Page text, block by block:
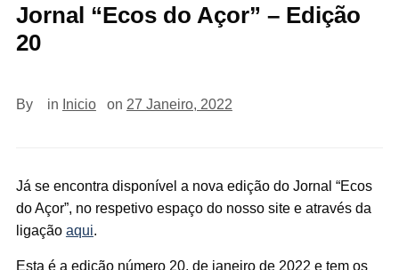
Jornal “Ecos do Açor” – Edição
20
By in Inicio on 27 Janeiro, 2022
Já se encontra disponível a nova edição do Jornal “Ecos
do Açor”, no respetivo espaço do nosso site e através da
ligação aqui.
Esta é a edição número 20, de janeiro de 2022 e tem os